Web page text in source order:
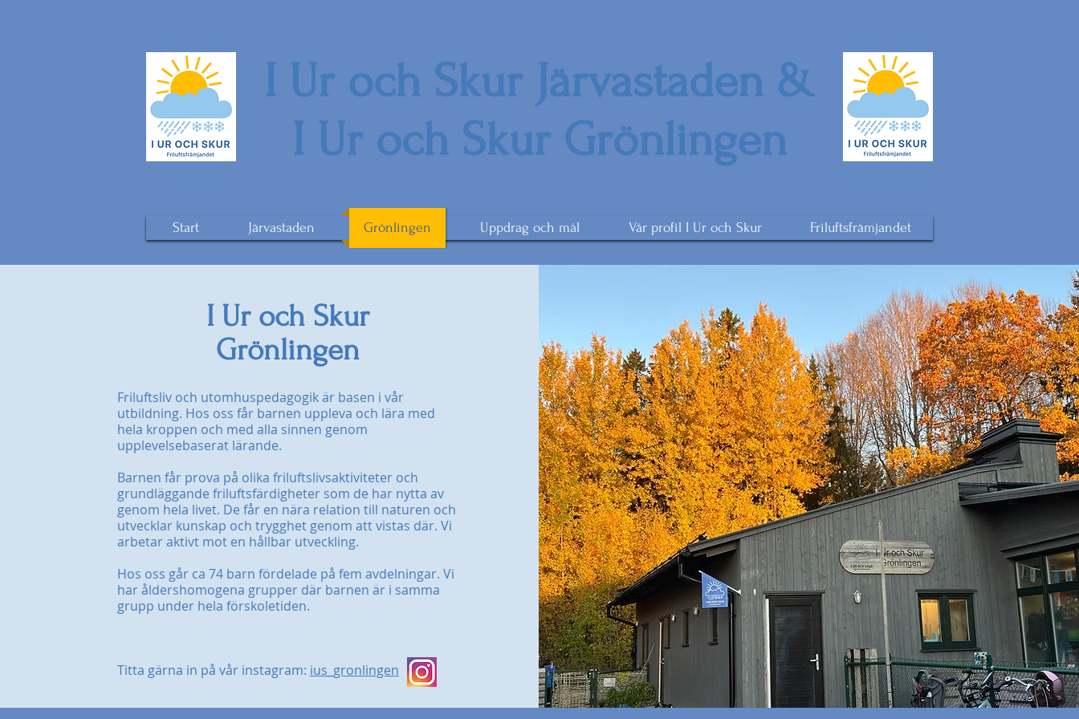
I Ur och Skur Järvastaden &
I Ur och Skur Grönlingen
Start Järvastaden Grönlingen Uppdrag och mål Vår profil I Ur och Skur Friluftsfrämjandet
I Ur och Skur
Grönlingen
Friluftsliv och utomhuspedagogik är basen i vår
utbildning. Hos oss får barnen uppleva och lära med
hela kroppen och med alla sinnen genom
upplevelsebaserat lärande.
Barnen får prova på olika friluftslivsaktiviteter och
grundläggande friluftsfärdigheter som de har nytta av
genom hela livet. De får en nära relation till naturen och
utvecklar kunskap och trygghet genom att vistas där. Vi
arbetar aktivt mot en hållbar utveckling.
Hos oss går ca 74 barn fördelade på fem avdelningar. Vi
har åldershomogena grupper där barnen är i samma
grupp under hela förskoletiden.​
Titta gärna in på vår instagram: ius_gronlingen